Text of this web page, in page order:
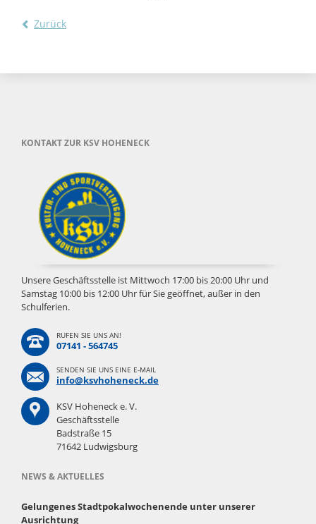
Zurück
KONTAKT ZUR KSV HOHENECK
Unsere Geschäftsstelle ist Mittwoch 17:00 bis 20:00 Uhr und
Samstag 10:00 bis 12:00 Uhr für Sie geöffnet, außer in den
Schulferien.
RUFEN SIE UNS AN!
07141 - 564745
SENDEN SIE UNS EINE E-MAIL
info@ksvhoheneck.de
KSV Hoheneck e. V.
Geschäftsstelle
Badstraße 15
71642 Ludwigsburg
NEWS & AKTUELLES
Gelungenes Stadtpokalwochenende unter unserer
Ausrichtung